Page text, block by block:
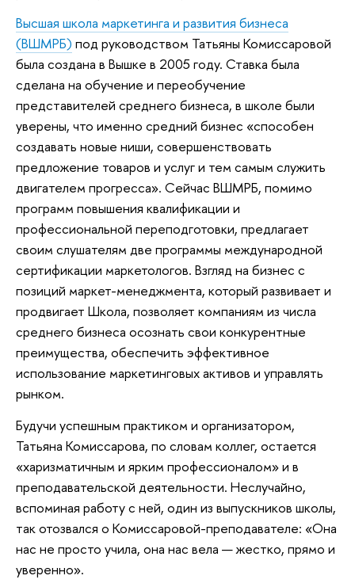
Высшая школа маркетинга и развития бизнеса
(ВШМРБ) под руководством Татьяны Комиссаровой
была создана в Вышке в 2005 году. Ставка была
сделана на обучение и переобучение
представителей среднего бизнеса, в школе были
уверены, что именно средний бизнес «способен
создавать новые ниши, совершенствовать
предложение товаров и услуг и тем самым служить
двигателем прогресса». Сейчас ВШМРБ, помимо
программ повышения квалификации и
профессиональной переподготовки, предлагает
своим слушателям две программы международной
сертификации маркетологов. Взгляд на бизнес с
позиций маркет-менеджмента, который развивает и
продвигает Школа, позволяет компаниям из числа
среднего бизнеса осознать свои конкурентные
преимущества, обеспечить эффективное
использование маркетинговых активов и управлять
рынком.
Будучи успешным практиком и организатором,
Татьяна Комиссарова, по словам коллег, остается
«харизматичным и ярким профессионалом» и в
преподавательской деятельности. Неслучайно,
вспоминая работу с ней, один из выпускников школы,
так отозвался о Комиссаровой-преподавателе: «Она
нас не просто учила, она нас вела — жестко, прямо и
уверенно».